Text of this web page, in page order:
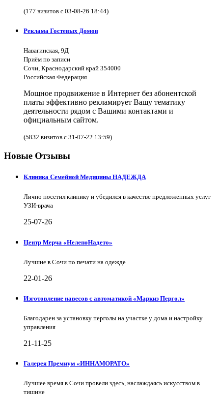
(177 визитов с 03-08-26 18:44)
Реклама Гостевых Домов
Навагинская, 9Д
Приём по записи
Сочи, Краснодарский край 354000
Российская Федерация
Мощное продвижение в Интернет без абонентской
платы эффективно рекламирует Вашу тематику
деятельности рядом с Вашими контактами и
официальным сайтом.
(5832 визитов с 31-07-22 13:59)
Новые Отзывы
Клиника Семейной Медицины НАДЕЖДА
Лично посетил клинику и убедился в качестве предложенных услуг
УЗИ-врача
25-07-26
Центр Мерча «НелепоНадето»
Лучшие в Сочи по печати на одежде
22-01-26
Изготовление навесов с автоматикой «Маркиз Пергол»
Благодарен за установку перголы на участке у дома и настройку
управления
21-11-25
Галерея Премиум «ИННАМОРАТО»
Лучшее время в Сочи провели здесь, наслаждаясь искусством в
тишине